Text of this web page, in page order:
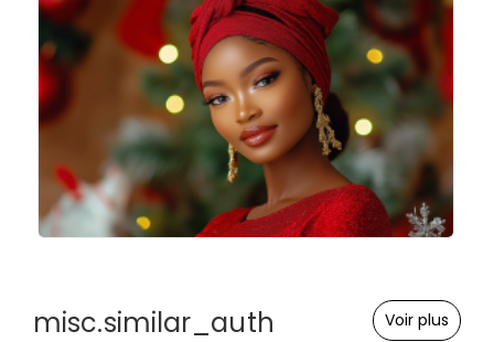
misc.similar_auth Voir plus